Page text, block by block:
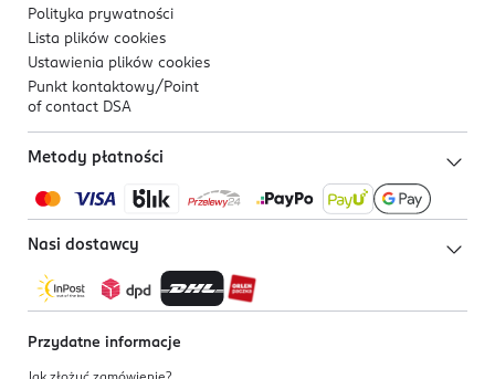
Polityka prywatności
Lista plików cookies
Ustawienia plików cookies
Punkt kontaktowy/ Point
of contact DSA
Metody płatności
Nasi dostawcy
Przydatne informacje